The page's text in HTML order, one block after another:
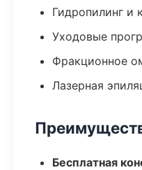
Гидропилинг и
Уходовые
Фракционное
Лазерная
Бесплатная